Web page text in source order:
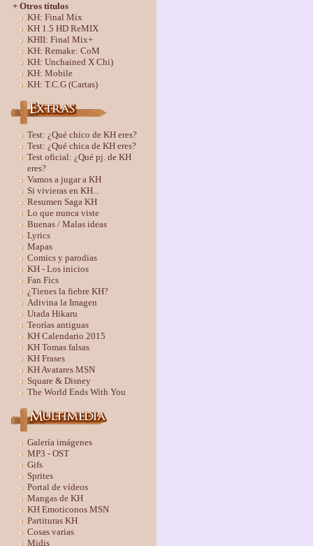
+ Otros títulos
KH: Final Mix
KH 1.5 HD ReMIX
KHII: Final Mix+
KH: Remake: CoM
KH: Unchained X Chi)
KH: Mobile
KH: T.C.G (Cartas)
Test: ¿Qué chico de KH eres?
Test: ¿Qué chica de KH eres?
Test oficial: ¿Qué pj. de KH
eres?
Vamos a jugar a KH
Si vivieras en KH...
Resumen Saga KH
Lo que nunca viste
Buenas / Malas ideas
Lyrics
Mapas
Comics y parodias
KH - Los inicios
Fan Fics
¿Tienes la fiebre KH?
Adivina la Imagen
Utada Hikaru
Teorías antiguas
KH Calendario 2015
KH Tomas falsas
KH Frases
KH Avatares MSN
Square & Disney
The World Ends With You
Galería imágenes
MP3 - OST
Gifs
Sprites
Portal de vídeos
Mangas de KH
KH Emoticonos MSN
Partituras KH
Cosas varias
Midis